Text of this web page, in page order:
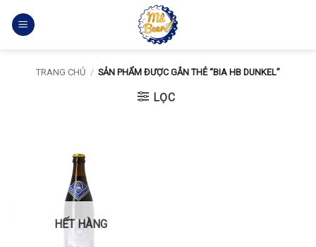
qua
TRANG CHỦ / SẢN PHẨM ĐƯỢC GẮN THẺ “BIA HB DUNKEL”
LỌC
HẾT HÀNG